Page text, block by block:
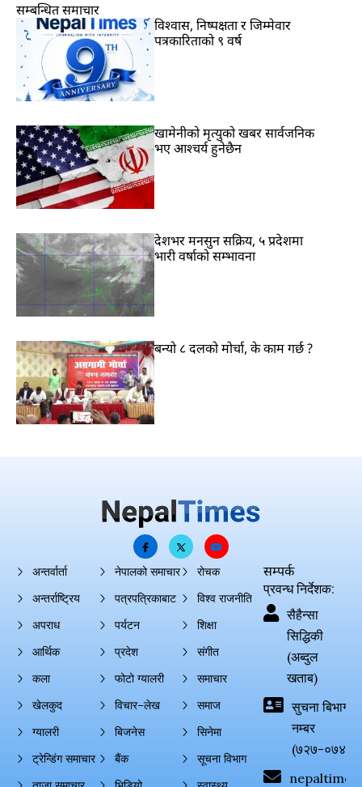
सम्बन्धित समाचार
विश्वास, निष्पक्षता र जिम्मेवार
पत्रकारिताको ९ वर्ष
खामेनीको मृत्युको खबर सार्वजनिक
भए आश्चर्य हुनेछैन
देशभर मनसुन सक्रिय, ५ प्रदेशमा
भारी वर्षाको सम्भावना
बन्यो ८ दलको मोर्चा, के काम गर्छ ?
अन्तर्वार्ता
अन्तर्राष्ट्रिय
अपराध
आर्थिक
कला
खेलकुद
ग्यालरी
ट्रेन्डिंग समाचार
नेपालको समाचार
पत्रपत्रिकाबाट
पर्यटन
प्रदेश
फोटो ग्यालरी
विचार–लेख
बिजनेस
बैंक
रोचक
विश्व राजनीति
शिक्षा
संगीत
समाचार
समाज
सिनेमा
सूचना विभाग
सम्पर्क
प्रवन्ध निर्देशक:
सैहैन्सा
सिद्धिकी
(अब्दुल
खताब)
सुचना बिभाग
नम्बर
(७२७-०७४-